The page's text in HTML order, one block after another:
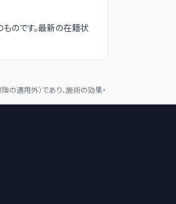
のです。最新の在籍状
適用外）であり、施術の効果・